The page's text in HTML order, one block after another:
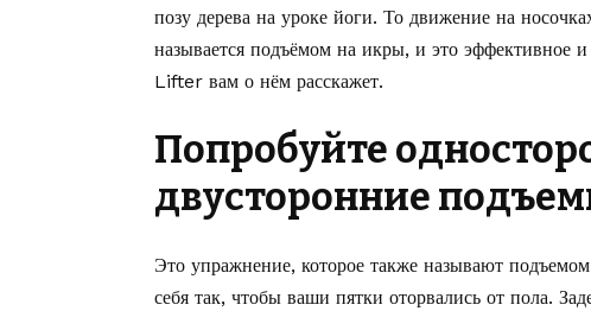
позу дерева на уроке йоги. То движение на
называется подъёмом на икры, и это эффективное
Lifter вам о нём расскажет.
Попробуйте
двусторонние
Это упражнение, которое также называют
себя так, чтобы ваши пятки оторвались от пола.